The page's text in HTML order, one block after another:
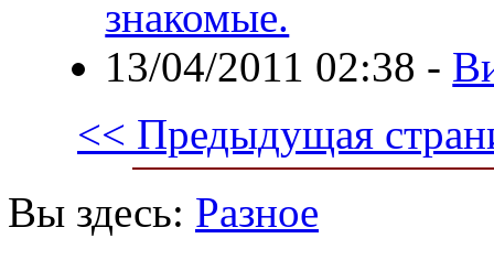
знакомые.
13/04/2011 02:38 -
<< Предыдущая
Вы здесь: Разное